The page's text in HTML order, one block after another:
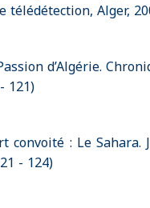
Alger,
d’Algérie.
121)
: Le Sahara.
- 124)